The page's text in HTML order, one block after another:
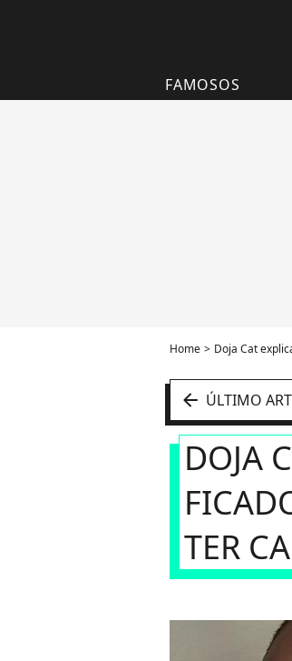
FAMOSOS
Home Doja Cat
arrow_left ÚLTIMO
DOJA
TER